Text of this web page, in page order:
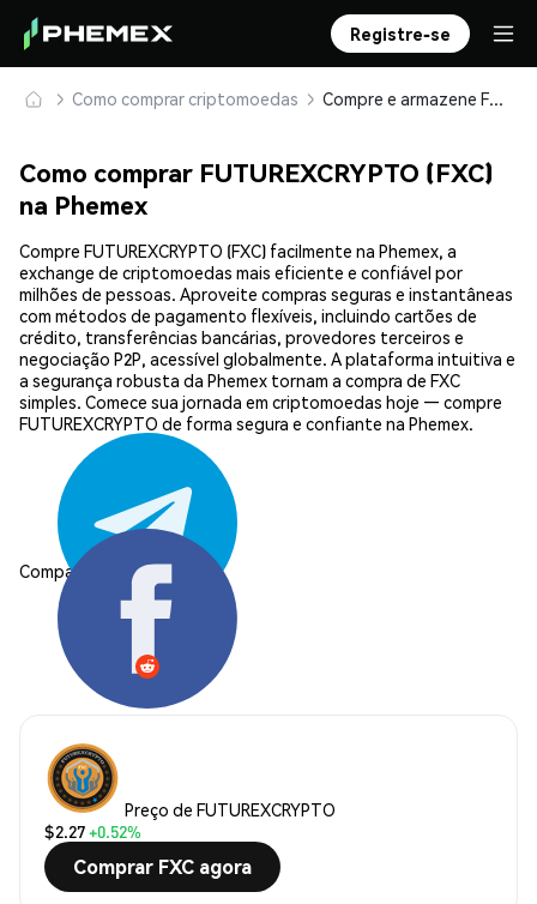
Registre-se
Como comprar criptomoedas Compre e armazene FUTUREXCRYPTO (FXC) com segurança
Como comprar FUTUREXCRYPTO (FXC)
na Phemex
Compre FUTUREXCRYPTO (FXC) facilmente na Phemex, a
exchange de criptomoedas mais eficiente e confiável por
milhões de pessoas. Aproveite compras seguras e instantâneas
com métodos de pagamento flexíveis, incluindo cartões de
crédito, transferências bancárias, provedores terceiros e
negociação P2P, acessível globalmente. A plataforma intuitiva e
a segurança robusta da Phemex tornam a compra de FXC
simples. Comece sua jornada em criptomoedas hoje — compre
FUTUREXCRYPTO de forma segura e confiante na Phemex.
Compartilhar:
Preço de FUTUREXCRYPTO
$2.27+0.52%
Comprar FXC agora